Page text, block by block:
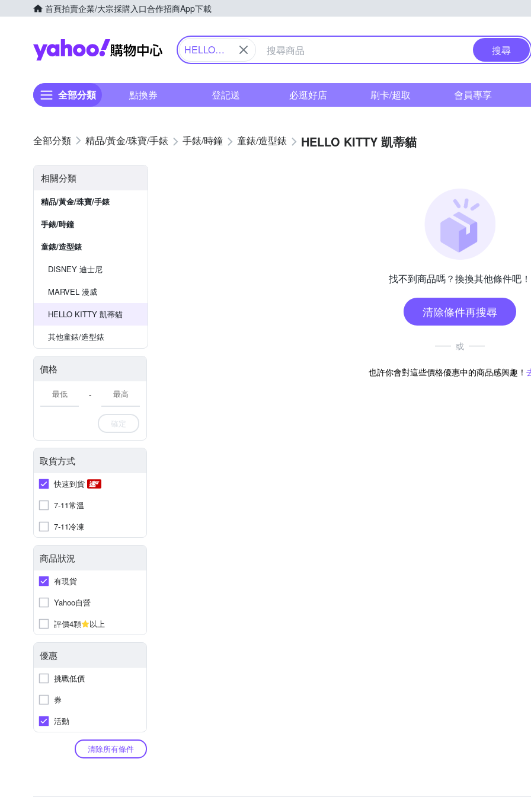
首頁拍賣企業/大宗採購入口合作招商App下載
Yahoo購物中心
HELLO
搜尋
全部分類 點換券 登記送 必逛好店 刷卡/超取 會員專享
精品/黃金/珠寶/手錶 手錶/時鐘 童錶/造型錶 HELLO KITTY 凱蒂貓
相關分類
精品/黃金/珠寶/手錶
手錶/時鐘
童錶/造型錶
DISNEY 迪士尼
MARVEL 漫威
HELLO KITTY 凱蒂貓
其他童錶/造型錶
價格
-
確定
取貨方式
快速到貨
7-11常溫
7-11冷凍
商品狀況
有現貨
Yahoo自營
評價4顆
以上
優惠
挑戰低價
券
活動
清除所有條件
找不到商品嗎？換換其他條件吧！
清除條件再搜尋
或
也許你會對這些價格優惠中的商品感興趣！